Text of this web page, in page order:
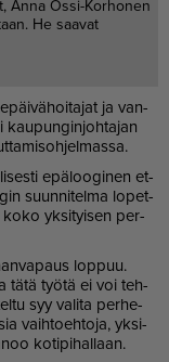
Anna Ossi-Korhonen
He saavat
ja van­
kau­pun­gin­joh­ta­jan
epä­loo­gi­nen et­
suun­ni­tel­ma lo­pet­
koko yk­si­tyi­sen per­
lop­puu.
tätä työ­tä ei voi teh­
syy va­li­ta per­he­
vaih­to­eh­to­ja, yk­si­
ko­ti­pi­hal­laan.